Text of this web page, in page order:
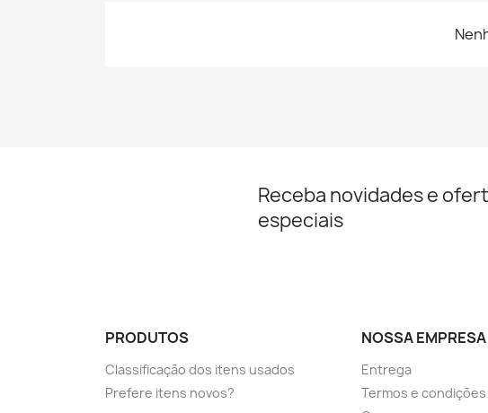
Receba novidades e
especiais
PRODUTOS
Classificação dos itens usados
Prefere itens novos?
NOSSA EMPRESA
Entrega
Termos e